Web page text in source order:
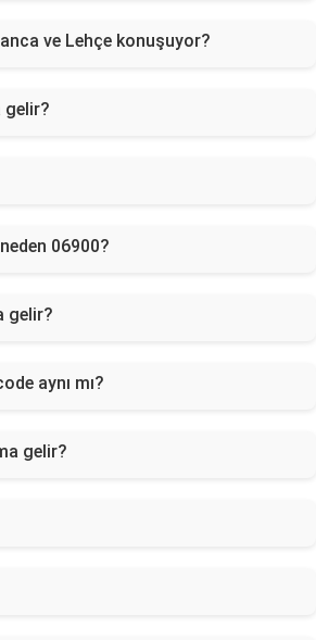
ve Lehçe konuşuyor?
gelir?
06900?
gelir?
aynı mı?
gelir?